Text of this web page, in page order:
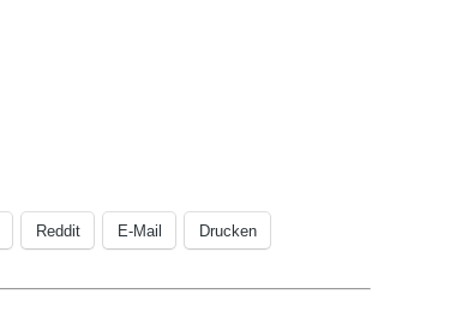
Reddit E-Mail Drucken